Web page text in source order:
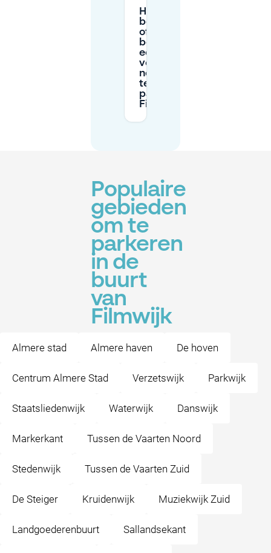
Hebben
bewoners
of
bezoekers
een
vergunning
nodig om
te
parkeren in
Filmwijk?
Populaire
gebieden
om te
parkeren
in de
buurt
van
Filmwijk
Almere stad Almere haven De hoven
Centrum Almere Stad Verzetswijk Parkwijk
Staatsliedenwijk Waterwijk Danswijk
Markerkant Tussen de Vaarten Noord
Stedenwijk Tussen de Vaarten Zuid
De Steiger Kruidenwijk Muziekwijk Zuid
Landgoederenbuurt Sallandsekant